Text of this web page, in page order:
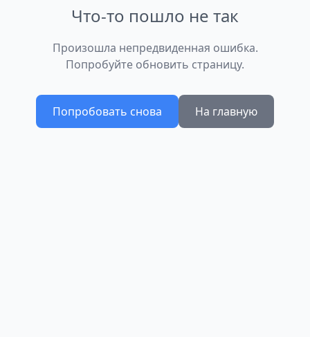
Что-то пошло не так
Произошла непредвиденная ошибка.
Попробуйте обновить страницу.
Попробовать снова На главную